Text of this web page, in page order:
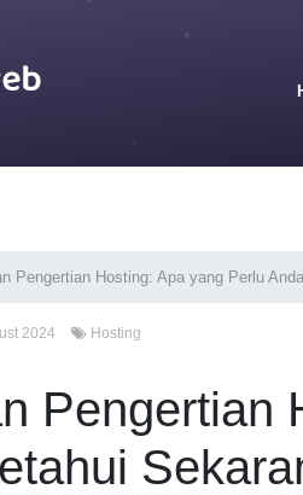
Pengertian Hosting: Apa yang Perlu
2024 Hosting
Pengertian